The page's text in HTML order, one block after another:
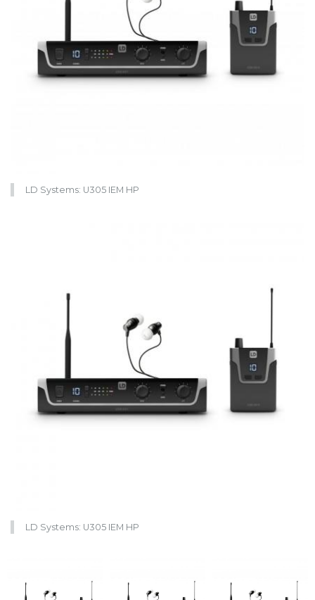
LD Systems: U305 IEM HP
LD Systems: U305 IEM HP